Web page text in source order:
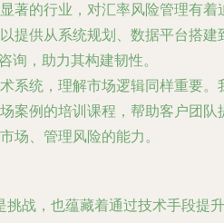
著的行业，对汇率风险管理有着
提供从系统规划、数据平台搭建
询，助力其构建韧性。
术系统，理解市场逻辑同样重要。
案例的培训课程，帮助客户团队
场、管理风险的能力。
战，也蕴藏着通过技术手段提升